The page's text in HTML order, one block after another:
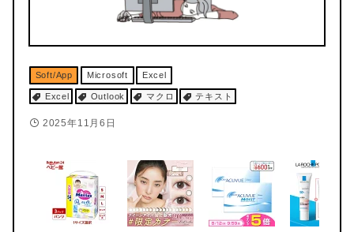
Soft/App Microsoft Excel
Excel Outlook マクロ テキスト
2025年11月6日